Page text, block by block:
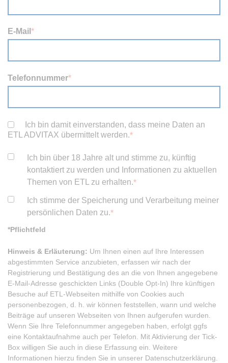
E-Mail *
Telefonnummer*
Ich bin damit einverstanden, dass meine Daten an
ETL ADVITAX übermittelt werden.*
Ich bin über 18 Jahre alt und stimme zu, künftig
kontaktiert zu werden und Informationen zu aktuellen
Themen von ETL zu erhalten.*
Ich stimme der Speicherung und Verarbeitung meiner
persönlichen Daten zu.*
*Pflichtfeld
Hinweis & Erläuterung: Um Ihnen einen auf Ihre Interessen
abgestimmten Service anzubieten, erfassen wir nach der
Registrierung und Bestätigung des an die von Ihnen angegebene
E-Mail-Adresse geschickten Links (Double Opt-In) Ihre künftigen
Besuche auf ETL-Webseiten mithilfe von Cookies auch
personenbezogen, d. h. wir können feststellen, wann und welche
Beiträge auf unseren Webseiten von Ihnen aufgerufen wurden.
Wenn Sie Ihre Telefonnummer angegeben haben, erfolgt ggfs
eine Kontaktaufnahme auch per Telefon. Mit Aktivierung der Tick-
Box willigen Sie auch in diese Erfassung ein. Weitere
Informationen hierzu finden Sie in unserer Datenschutzerklärung.